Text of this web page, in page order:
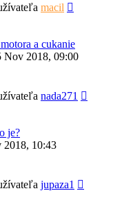
macil
a cukanie
Nov 2018, 09:00
nada271
je?
2018, 10:43
jupaza1